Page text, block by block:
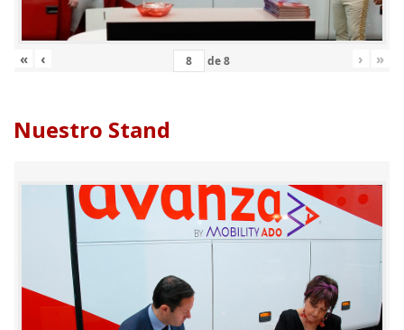
« ‹ de8 › »
Nuestro Stand